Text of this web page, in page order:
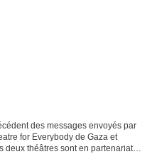
des messages envoyés par
for Everybody de Gaza et
deux théâtres sont en partenariat